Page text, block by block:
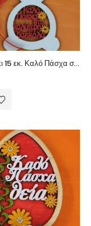
Λαγουδάκι 15 εκ. Καλό Πάσχα στην καλύτερη δασκάλα